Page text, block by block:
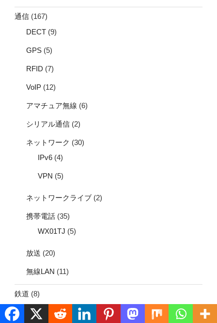
通信 (167)
DECT (9)
GPS (5)
RFID (7)
VoIP (12)
アマチュア無線 (6)
シリアル通信 (2)
ネットワーク (30)
IPv6 (4)
VPN (5)
ネットワークライブ (2)
携帯電話 (35)
WX01TJ (5)
放送 (20)
無線LAN (11)
鉄道 (8)
模型・プラレール